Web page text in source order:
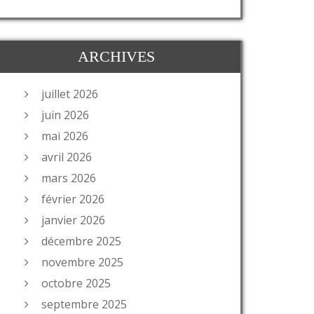
ARCHIVES
juillet 2026
juin 2026
mai 2026
avril 2026
mars 2026
février 2026
janvier 2026
décembre 2025
novembre 2025
octobre 2025
septembre 2025